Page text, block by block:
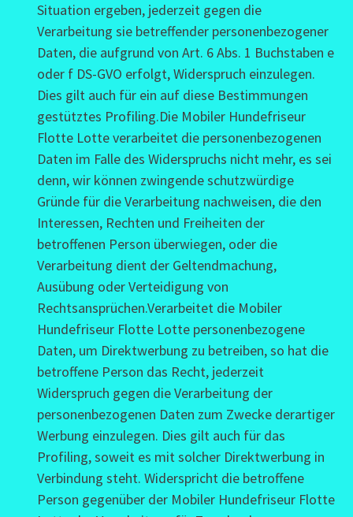
Situation ergeben, jederzeit gegen die
Verarbeitung sie betreffender personenbezogener
Daten, die aufgrund von Art. 6 Abs. 1 Buchstaben e
oder f DS-GVO erfolgt, Widerspruch einzulegen.
Dies gilt auch für ein auf diese Bestimmungen
gestütztes Profiling.Die Mobiler Hundefriseur
Flotte Lotte verarbeitet die personenbezogenen
Daten im Falle des Widerspruchs nicht mehr, es sei
denn, wir können zwingende schutzwürdige
Gründe für die Verarbeitung nachweisen, die den
Interessen, Rechten und Freiheiten der
betroffenen Person überwiegen, oder die
Verarbeitung dient der Geltendmachung,
Ausübung oder Verteidigung von
Rechtsansprüchen.Verarbeitet die Mobiler
Hundefriseur Flotte Lotte personenbezogene
Daten, um Direktwerbung zu betreiben, so hat die
betroffene Person das Recht, jederzeit
Widerspruch gegen die Verarbeitung der
personenbezogenen Daten zum Zwecke derartiger
Werbung einzulegen. Dies gilt auch für das
Profiling, soweit es mit solcher Direktwerbung in
Verbindung steht. Widerspricht die betroffene
Person gegenüber der Mobiler Hundefriseur Flotte